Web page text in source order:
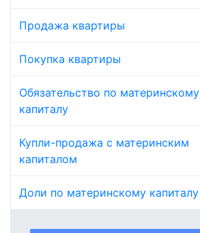
Продажа квартиры
Покупка квартиры
Обязательство по материнскому
капиталу
Купли-продажа с материнским
капиталом
Доли по материнскому капиталу